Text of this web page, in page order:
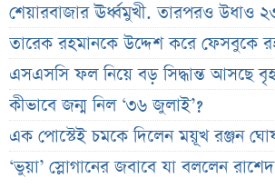
শেয়ারবাজার ঊর্ধ্বমুখী. তারপরও উধাও
তারেক রহমানকে উদ্দেশ করে ফেসবুকে
এসএসসি ফল নিয়ে বড় সিদ্ধান্ত আসছে
কীভাবে জন্ম নিল ‘৩৬ জুলাই’?
এক পোস্টেই চমকে দিলেন ময়ূখ রঞ্জন
‘ভুয়া’ স্লোগানের জবাবে যা বললেন